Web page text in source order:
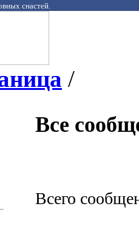
снастей.
/
Все
Всего